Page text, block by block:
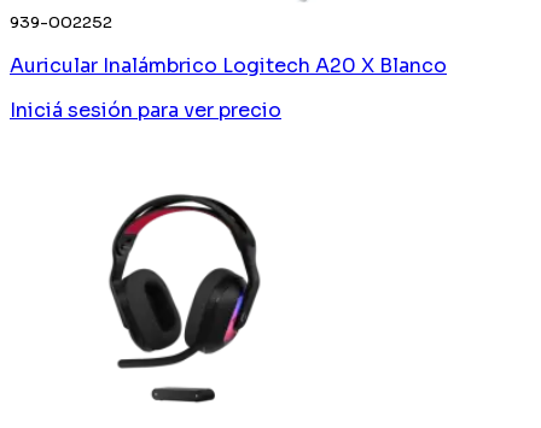
939-002252
Auricular Inalámbrico Logitech A20 X Blanco
Iniciá sesión para ver precio